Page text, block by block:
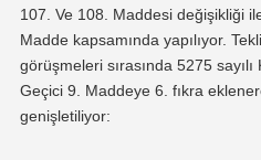
107. Ve 108. Maddesi değişikliği
Madde kapsamında yapılıyor.
görüşmeleri sırasında 5275
Geçici 9. Maddeye 6. fıkra
genişletiliyor: